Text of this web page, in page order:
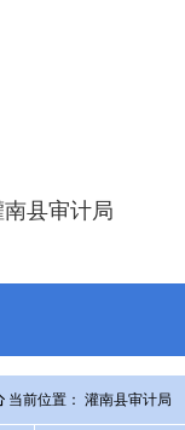
南县审计局
当前位置： 灌南县审计局